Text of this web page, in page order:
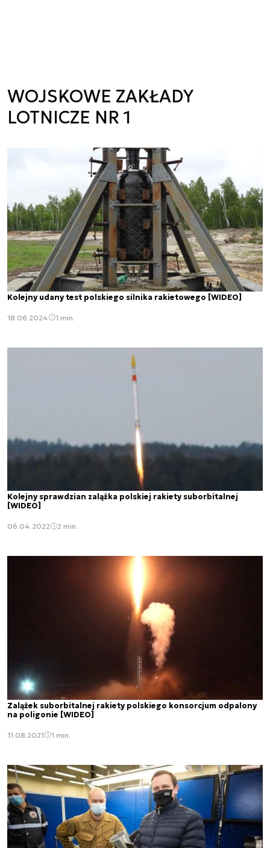
WOJSKOWE ZAKŁADY
LOTNICZE NR 1
Kolejny udany test polskiego silnika rakietowego [WIDEO]
18.06.2024 1 min.
Kolejny sprawdzian zalążka polskiej rakiety suborbitalnej
[WIDEO]
06.04.2022 2 min.
Zalążek suborbitalnej rakiety polskiego konsorcjum odpalony
na poligonie [WIDEO]
11.08.2021 1 min.